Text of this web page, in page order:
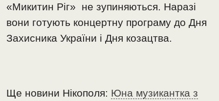
«Микитин Ріг» не зупиняються. Наразі
вони готують концертну програму до Дня
Захисника України і Дня козацтва.
Ще новини Нікополя: Юна музикантка з